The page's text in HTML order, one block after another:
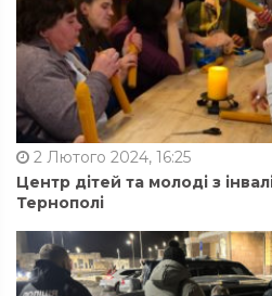
2 Лютого 2024, 16:25
Центр дітей та молоді з
Тернополі